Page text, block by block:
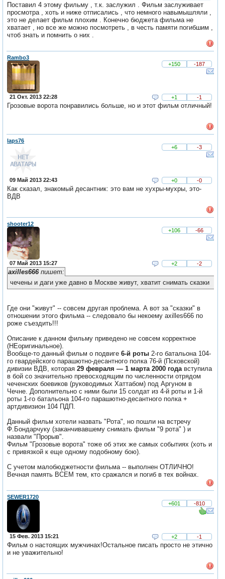
Поставил 4 этому фильму , т.к. заслужил . Фильм заслуживает
просмотра , хоть и ниже отписались , что немного навымышляли ,
это не делает фильм плохим . Конечно бюджета фильма не
хватает , но все же можно посмотреть , в честь памяти погибшим ,
чтоб знать и помнить о них .
Rambo3
+150
-187
21 Окт. 2013 22:28 +1 -1
Грозовые ворота понравились больше, но и этот фильм отличный!
laps76
+6
-3
09 Май 2013 22:43 +0 -0
Как сказал, знакомый десантник: это вам не хухры-мухры, это-
ВДВ
shooter12
+106
-66
07 Май 2013 15:27 +2 -2
axilles666пишет:
чечены и даги уже давно в Москве живут, хватит снимать сказки
Где они "живут" -- совсем другая проблема. А вот за "сказки" в
отношении этого фильма -- следовало бы некоему axilles666 по
роже съездить!!!
Описание к данном фильму приведено не совсем корректное
(НЕоригинальное).
Вообще-то данный фильм о подвиге6-й роты 2-го батальона 104-
го гвардейского парашютно-десантного полка 76-й (Псковской)
дивизии ВДВ, которая29 февраля — 1 марта 2000 года вступила
в бой со значительно превосходящим по численности отрядом
чеченских боевиков (руководимых Хаттабом) под Аргуном в
Чечне. Дополнительно с ними были 15 солдат из 4-й роты и 1-й
роты 1-го батальона 104-го парашютно-десантного полка +
артдивизион 104 ПДП.
Данный фильм хотели назвать "Рота", но пошли на встречу
Ф.Бондарчуку (заканчивавшему снимать фильм "9 рота" ) и
назвали "Прорыв".
Фильм "Грозовые ворота" тоже об этих же самых событиях (хоть и
с привязкой к еще одному подобному бою).
С учетом малобюджетности фильма -- выполнен ОТЛИЧНО!
Вечная память ВСЕМ тем, кто сражался и погиб в тех войнах.
SEWER1720
+601
-810
15 Фев. 2013 15:21 +2 -1
Фильм о настоящих мужчинах!Остальное писать просто не этично
и не уважительно!